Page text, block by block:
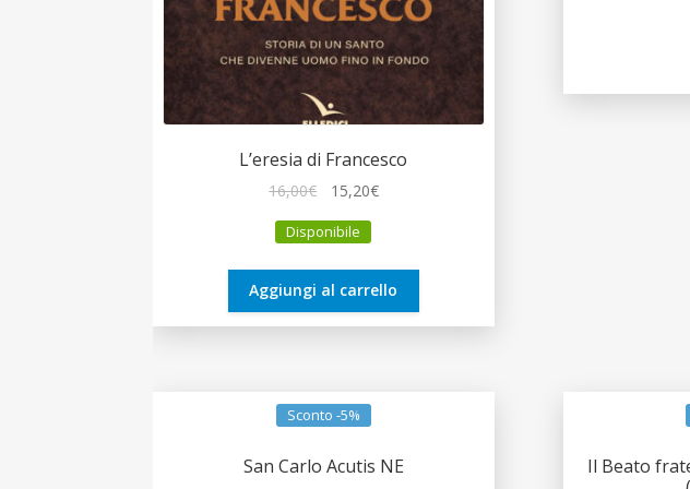
L’eresia di Francesco
16,00€
originale
16,00€.
15,20€Il
15,20€.
Disponibile
Aggiungi al carrello
Sconto -5%
San Carlo Acutis NE
Il Beato